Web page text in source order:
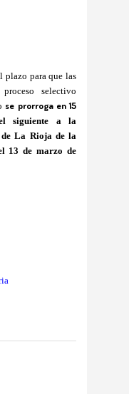
plazo para que las
selectivo
se prorroga en 15
siguiente a la
La Rioja de la
13 de marzo de